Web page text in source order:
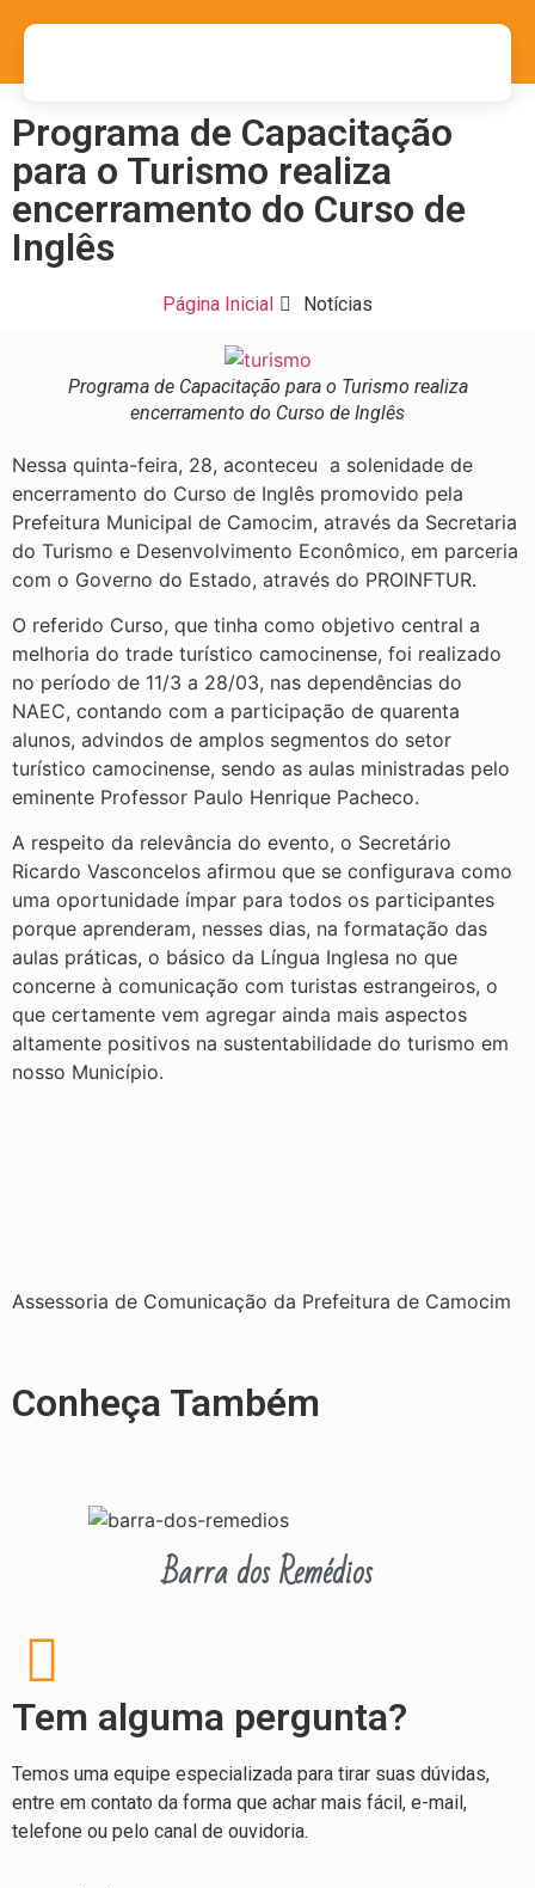
Programa de Capacitação
para o Turismo realiza
encerramento do Curso de
Inglês
Página Inicial Notícias
Programa de Capacitação para o Turismo realiza
encerramento do Curso de Inglês
Nessa quinta-feira, 28, aconteceu a solenidade de
encerramento do Curso de Inglês promovido pela
Prefeitura Municipal de Camocim, através da Secretaria
do Turismo e Desenvolvimento Econômico, em parceria
com o Governo do Estado, através do PROINFTUR.
O referido Curso, que tinha como objetivo central a
melhoria do trade turístico camocinense, foi realizado
no período de 11/3 a 28/03, nas dependências do
NAEC, contando com a participação de quarenta
alunos, advindos de amplos segmentos do setor
turístico camocinense, sendo as aulas ministradas pelo
eminente Professor Paulo Henrique Pacheco.
A respeito da relevância do evento, o Secretário
Ricardo Vasconcelos afirmou que se configurava como
uma oportunidade ímpar para todos os participantes
porque aprenderam, nesses dias, na formatação das
aulas práticas, o básico da Língua Inglesa no que
concerne à comunicação com turistas estrangeiros, o
que certamente vem agregar ainda mais aspectos
altamente positivos na sustentabilidade do turismo em
nosso Município.
Assessoria de Comunicação da Prefeitura de Camocim
Conheça Também
Barra dos Remédios
Tem alguma pergunta?
Temos uma equipe especializada para tirar suas dúvidas,
entre em contato da forma que achar mais fácil, e-mail,
telefone ou pelo canal de ouvidoria.